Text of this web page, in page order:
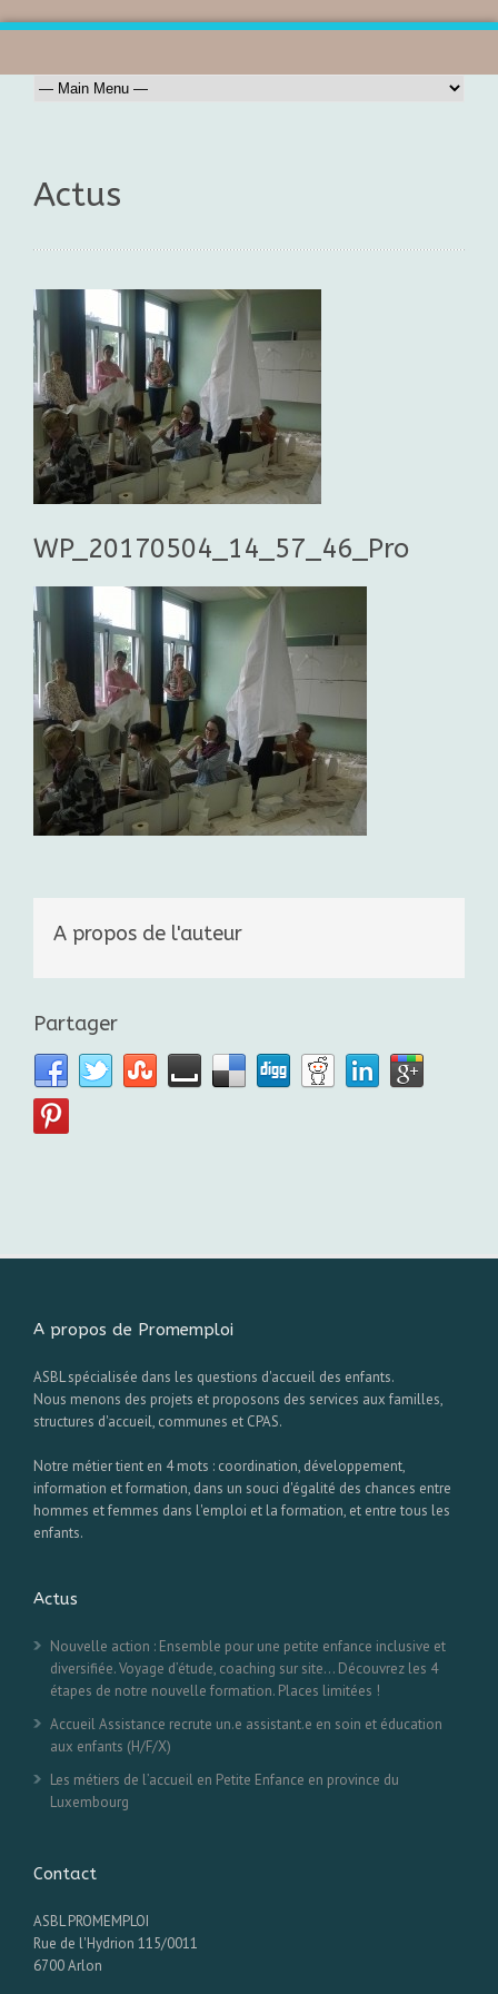
Actus
WP_20170504_14_57_46_Pro
A propos de l'auteur
Partager
A propos de Promemploi
ASBL spécialisée dans les questions d'accueil des enfants.
Nous menons des projets et proposons des services aux familles,
structures d'accueil, communes et CPAS.
Notre métier tient en 4 mots : coordination, développement,
information et formation, dans un souci d'égalité des chances entre
hommes et femmes dans l'emploi et la formation, et entre tous les
enfants.
Actus
Nouvelle action : Ensemble pour une petite enfance inclusive et
diversifiée. Voyage d’étude, coaching sur site… Découvrez les 4
étapes de notre nouvelle formation. Places limitées !
Accueil Assistance recrute un.e assistant.e en soin et éducation
aux enfants (H/F/X)
Les métiers de l’accueil en Petite Enfance en province du
Luxembourg
Contact
ASBL PROMEMPLOI
Rue de l'Hydrion 115/0011
6700 Arlon